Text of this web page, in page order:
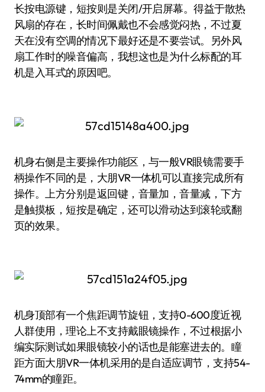
长按电源键，短按则是关闭/开启屏幕。得益于散热
风扇的存在，长时间佩戴也不会感觉闷热，不过夏
天在没有空调的情况下最好还是不要尝试。另外风
扇工作时的噪音偏高，我想这也是为什么标配的耳
机是入耳式的原因吧。
机身右侧是主要操作功能区，与一般VR眼镜需要手
柄操作不同的是，大朋VR一体机可以直接完成所有
操作。上方分别是返回键，音量加，音量减，下方
是触摸板，短按是确定，还可以滑动达到滚轮或翻
页的效果。
机身顶部有一个焦距调节旋钮，支持0-600度近视
人群使用，理论上不支持戴眼镜操作，不过根据小
编实际测试如果眼镜较小的话也是能塞进去的。瞳
距方面大朋VR一体机采用的是自适应调节，支持54-
74mm的瞳距。